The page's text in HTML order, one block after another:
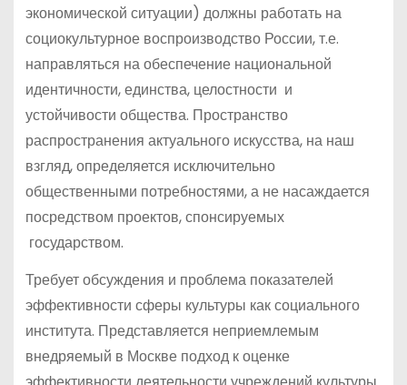
экономической ситуации) должны работать на
социокультурное воспроизводство России, т.е.
направляться на обеспечение национальной
идентичности, единства, целостности и
устойчивости общества. Пространство
распространения актуального искусства, на наш
взгляд, определяется исключительно
общественными потребностями, а не насаждается
посредством проектов, спонсируемых
государством.
Требует обсуждения и проблема показателей
эффективности сферы культуры как социального
института. Представляется неприемлемым
внедряемый в Москве подход к оценке